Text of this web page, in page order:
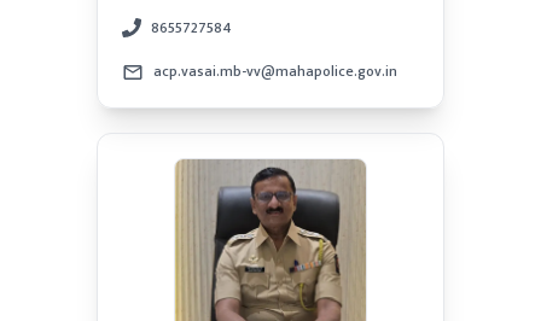
8655727584
acp.vasai.mb-vv@mahapolice.gov.in